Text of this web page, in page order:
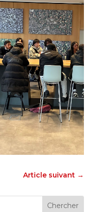
Article suivant →